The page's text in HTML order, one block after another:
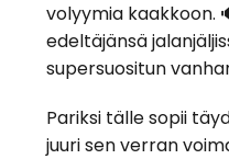
volyymia kaakkoon.
edeltäjänsä
supersuositun
Pariksi tälle sopii
juuri sen verran